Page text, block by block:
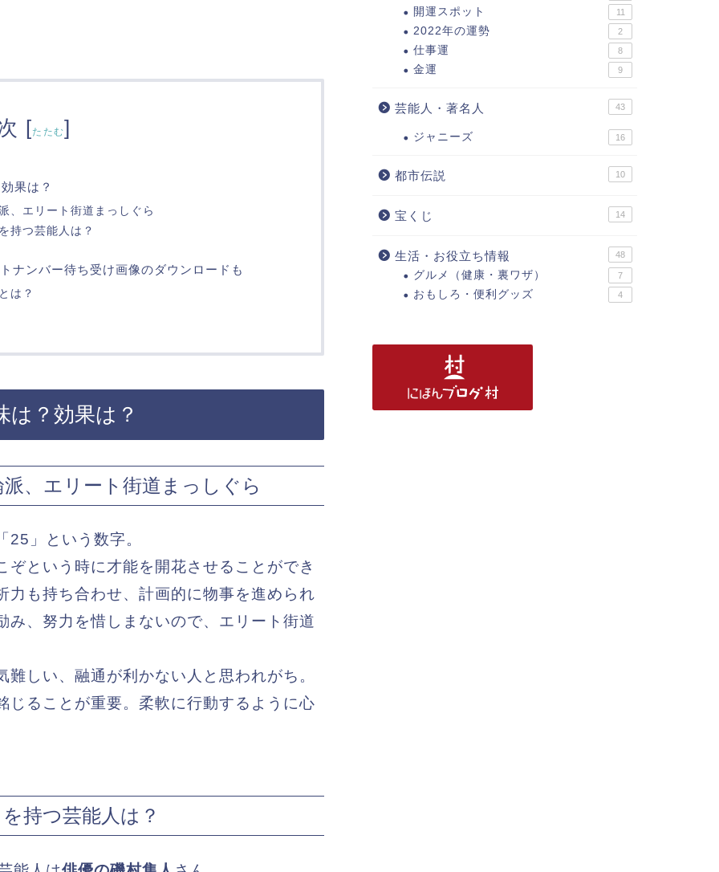
[たたむ]
果は？
、エリート街道まっしぐら
持つ芸能人は？
ナンバー待ち受け画像のダウンロードも
は？
は？効果は？
、エリート街道まっしぐら
25」という数字。
という時に才能を開花させることができ
力も持ち合わせ、計画的に物事を進められ
み、努力を惜しまないので、エリート街道
しい、融通が利かない人と思われがち。
じることが重要。柔軟に行動するように心
持つ芸能人は？
開運スポット 11
2022年の運勢 2
仕事運 8
金運 9
芸能人・著名人 43
ジャニーズ 16
都市伝説 10
宝くじ 14
生活・お役立ち情報 48
グルメ（健康・裏ワザ） 7
おもしろ・便利グッズ 4